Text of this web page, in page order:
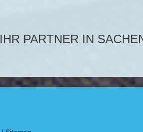
IHR PARTNER IN